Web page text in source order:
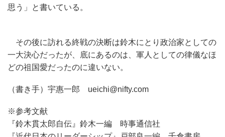
思う」と書いている。
その後に訪れる終戦の決断は鈴木にとり政治家としての
一大決心だったが、底にあるのは、軍人としての律儀なほ
どの祖国愛だったのに違いない。
（書き手）宇惠一郎 ueichi@nifty.com
※参考文献
『鈴木貫太郎自伝』鈴木一編 時事通信社